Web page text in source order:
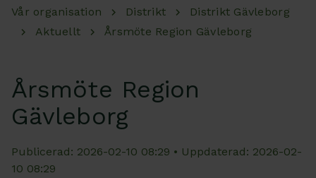
Vår organisation
Distrikt
Distrikt Gävleborg
Aktuellt
Årsmöte Region Gävleborg
Årsmöte Region
Gävleborg
Publicerad: 2026-02-10 08:29 • Uppdaterad: 2026-02-
10 08:29